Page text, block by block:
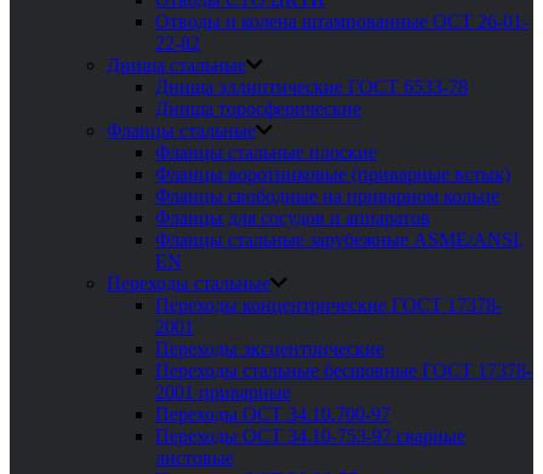
Отводы и колена штампованные ОСТ 26-01-
22-82
Днища стальные
Днища эллиптические ГОСТ 6533-78
Днища торосферические
Фланцы стальные
Фланцы стальные плоские
Фланцы воротниковые (приварные встык)
Фланцы свободные на приварном кольце
Фланцы для сосудов и аппаратов
Фланцы стальные зарубежные ASME/ANSI,
EN
Переходы стальные
Переходы концентрические ГОСТ 17378-
2001
Переходы эксцентрические
Переходы стальные бесшовные ГОСТ 17378-
2001 приварные
Переходы ОСТ 34.10.700-97
Переходы ОСТ 34.10-753-97 сварные
листовые